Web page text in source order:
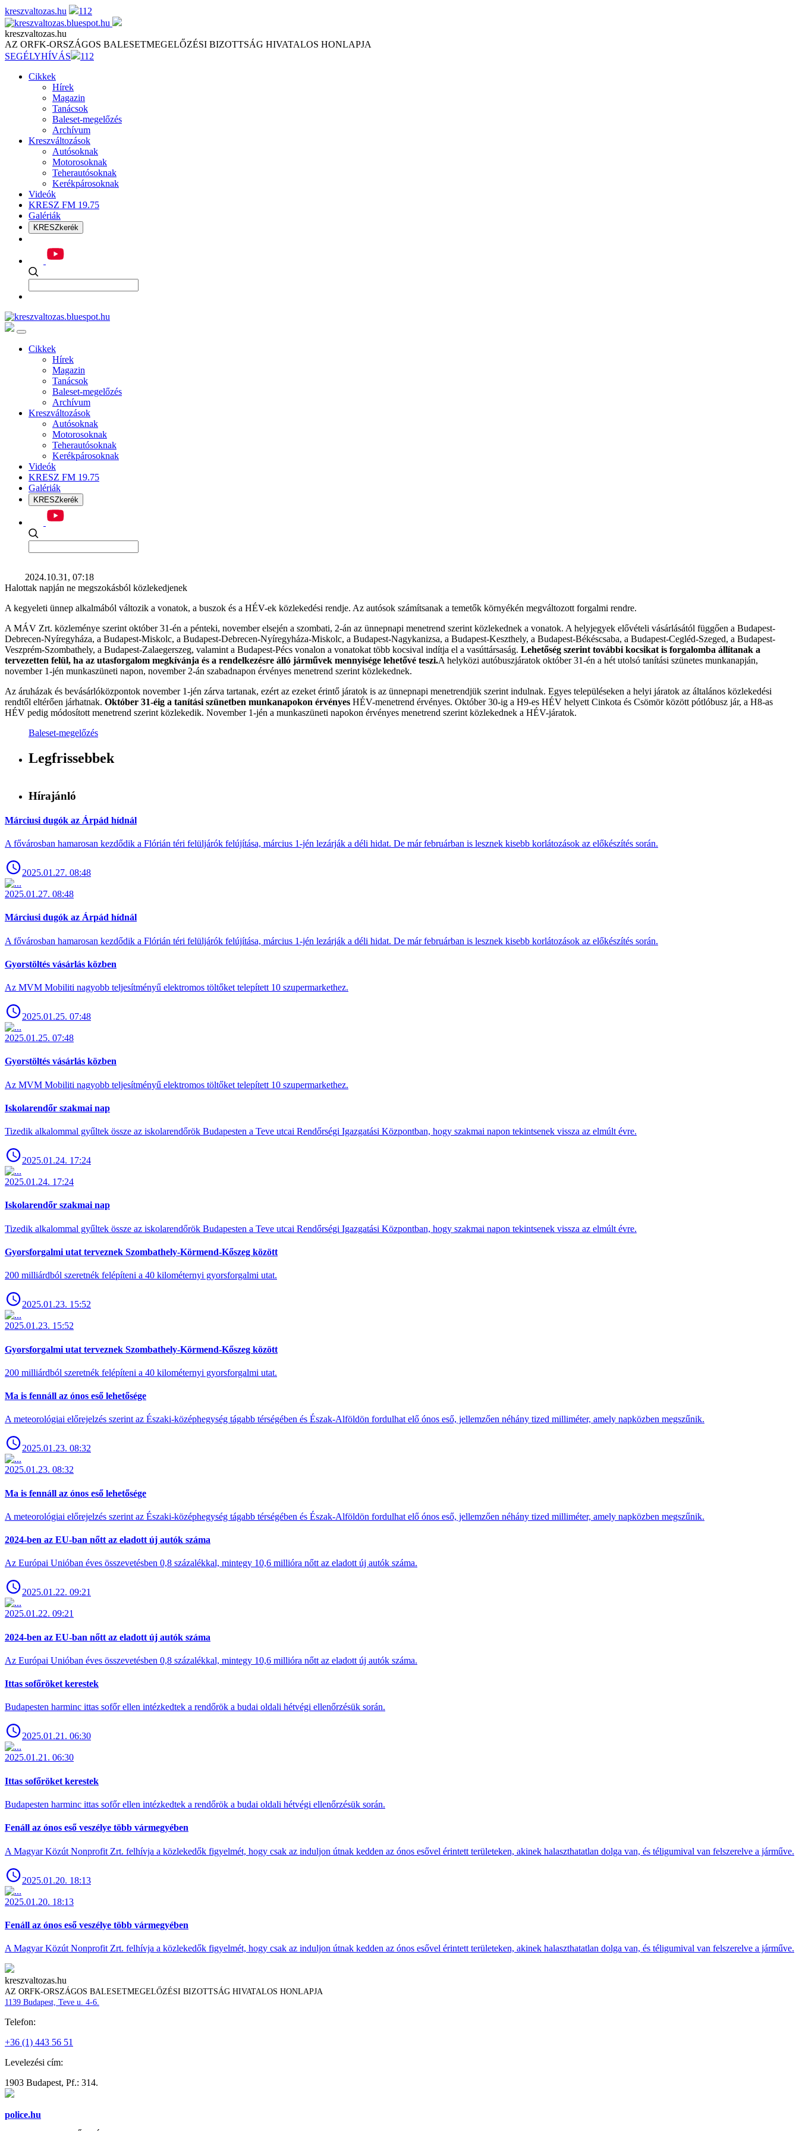
Skip
to
content
kreszvaltozas.hu 112
kreszvaltozas.hu
AZ ORFK-ORSZÁGOS BALESETMEGELŐZÉSI BIZOTTSÁG HIVATALOS HONLAPJA
SEGÉLYHÍVÁS
112
Cikkek
Hírek
Magazin
Tanácsok
Baleset-megelőzés
Archívum
Kreszváltozások
Autósoknak
Motorosoknak
Teherautósoknak
Kerékpárosoknak
Videók
KRESZ FM 19.75
Galériák
KRESZkerék
Cikkek
Hírek
Magazin
Tanácsok
Baleset-megelőzés
Archívum
Kreszváltozások
Autósoknak
Motorosoknak
Teherautósoknak
Kerékpárosoknak
Videók
KRESZ FM 19.75
Galériák
KRESZkerék
2024.10.31, 07:18
Halottak napján ne megszokásból közlekedjenek
A kegyeleti ünnep alkalmából változik a vonatok, a buszok és a HÉV-ek közlekedési rendje. Az autósok számítsanak a temetők környékén megváltozott forgalmi rendre.
A MÁV Zrt. közleménye szerint október 31-én a pénteki, november elsején a szombati, 2-án az ünnepnapi menetrend szerint közlekednek a vonatok. A helyjegyek elővételi vásárlásától függően a Budapest-
Debrecen-Nyíregyháza, a Budapest-Miskolc, a Budapest-Debrecen-Nyíregyháza-Miskolc, a Budapest-Nagykanizsa, a Budapest-Keszthely, a Budapest-Békéscsaba, a Budapest-Cegléd-Szeged, a Budapest-
Veszprém-Szombathely, a Budapest-Zalaegerszeg, valamint a Budapest-Pécs vonalon a vonatokat több kocsival indítja el a vasúttársaság. Lehetőség szerint további kocsikat is forgalomba állítanak a
tervezetten felül, ha az utasforgalom megkívánja és a rendelkezésre álló járművek mennyisége lehetővé teszi.A helyközi autóbuszjáratok október 31-én a hét utolsó tanítási szünetes munkanapján,
november 1-jén munkaszüneti napon, november 2-án szabadnapon érvényes menetrend szerint közlekednek.
Az áruházak és bevásárlóközpontok november 1-jén zárva tartanak, ezért az ezeket érintő járatok is az ünnepnapi menetrendjük szerint indulnak. Egyes településeken a helyi járatok az általános közlekedési
rendtől eltérően járhatnak. Október 31-éig a tanítási szünetben munkanapokon érvényes HÉV-menetrend érvényes. Október 30-ig a H9-es HÉV helyett Cinkota és Csömör között pótlóbusz jár, a H8-as
HÉV pedig módosított menetrend szerint közlekedik. November 1-jén a munkaszüneti napokon érvényes menetrend szerint közlekednek a HÉV-járatok.
Baleset-megelőzés
Legfrissebbek
Hírajánló
Márciusi dugók az Árpád hídnál
A fővárosban hamarosan kezdődik a Flórián téri felüljárók felújítása, március 1-jén lezárják a déli hidat. De már februárban is lesznek kisebb korlátozások az előkészítés során.
2025.01.27. 08:48
2025.01.27. 08:48
Márciusi dugók az Árpád hídnál
A fővárosban hamarosan kezdődik a Flórián téri felüljárók felújítása, március 1-jén lezárják a déli hidat. De már februárban is lesznek kisebb korlátozások az előkészítés során.
Gyorstöltés vásárlás közben
Az MVM Mobiliti nagyobb teljesítményű elektromos töltőket telepített 10 szupermarkethez.
2025.01.25. 07:48
2025.01.25. 07:48
Gyorstöltés vásárlás közben
Az MVM Mobiliti nagyobb teljesítményű elektromos töltőket telepített 10 szupermarkethez.
Iskolarendőr szakmai nap
Tizedik alkalommal gyűltek össze az iskolarendőrök Budapesten a Teve utcai Rendőrségi Igazgatási Központban, hogy szakmai napon tekintsenek vissza az elmúlt évre.
2025.01.24. 17:24
2025.01.24. 17:24
Iskolarendőr szakmai nap
Tizedik alkalommal gyűltek össze az iskolarendőrök Budapesten a Teve utcai Rendőrségi Igazgatási Központban, hogy szakmai napon tekintsenek vissza az elmúlt évre.
Gyorsforgalmi utat terveznek Szombathely-Körmend-Kőszeg között
200 milliárdból szeretnék felépíteni a 40 kilométernyi gyorsforgalmi utat.
2025.01.23. 15:52
2025.01.23. 15:52
Gyorsforgalmi utat terveznek Szombathely-Körmend-Kőszeg között
200 milliárdból szeretnék felépíteni a 40 kilométernyi gyorsforgalmi utat.
Ma is fennáll az ónos eső lehetősége
A meteorológiai előrejelzés szerint az Északi-középhegység tágabb térségében és Észak-Alföldön fordulhat elő ónos eső, jellemzően néhány tized milliméter, amely napközben megszűnik.
2025.01.23. 08:32
2025.01.23. 08:32
Ma is fennáll az ónos eső lehetősége
A meteorológiai előrejelzés szerint az Északi-középhegység tágabb térségében és Észak-Alföldön fordulhat elő ónos eső, jellemzően néhány tized milliméter, amely napközben megszűnik.
2024-ben az EU-ban nőtt az eladott új autók száma
Az Európai Unióban éves összevetésben 0,8 százalékkal, mintegy 10,6 millióra nőtt az eladott új autók száma.
2025.01.22. 09:21
2025.01.22. 09:21
2024-ben az EU-ban nőtt az eladott új autók száma
Az Európai Unióban éves összevetésben 0,8 százalékkal, mintegy 10,6 millióra nőtt az eladott új autók száma.
Ittas sofőröket kerestek
Budapesten harminc ittas sofőr ellen intézkedtek a rendőrök a budai oldali hétvégi ellenőrzésük során.
2025.01.21. 06:30
2025.01.21. 06:30
Ittas sofőröket kerestek
Budapesten harminc ittas sofőr ellen intézkedtek a rendőrök a budai oldali hétvégi ellenőrzésük során.
Fenáll az ónos eső veszélye több vármegyében
A Magyar Közút Nonprofit Zrt. felhívja a közlekedők figyelmét, hogy csak az induljon útnak kedden az ónos esővel érintett területeken, akinek halaszthatatlan dolga van, és téligumival van felszerelve a járműve.
2025.01.20. 18:13
2025.01.20. 18:13
Fenáll az ónos eső veszélye több vármegyében
A Magyar Közút Nonprofit Zrt. felhívja a közlekedők figyelmét, hogy csak az induljon útnak kedden az ónos esővel érintett területeken, akinek halaszthatatlan dolga van, és téligumival van felszerelve a járműve.
kreszvaltozas.hu
AZ ORFK-ORSZÁGOS BALESETMEGELŐZÉSI BIZOTTSÁG HIVATALOS HONLAPJA
1139 Budapest, Teve u. 4-6.
Telefon:
+36 (1) 443 56 51
Levelezési cím:
1903 Budapest, Pf.: 314.
police.hu